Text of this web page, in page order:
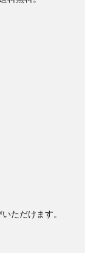
ただけます。